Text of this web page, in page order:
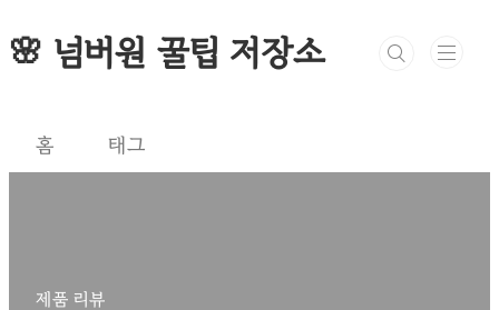
🌸 넘버원 꿀팁 저장소
홈 태그
제품 리뷰